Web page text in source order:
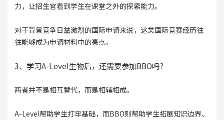
力，让招生官看到学生在课堂之外的探索能力。
对于背景竞争日益激烈的国际申请来说，这类国际竞赛经历往
往能够成为申请材料中的亮点。
3、学习A-Level生物后，还需要参加BBO吗?
两者并不是相互替代，而是相辅相成。
A-Level帮助学生打牢基础，而BBO则帮助学生拓展知识边界、